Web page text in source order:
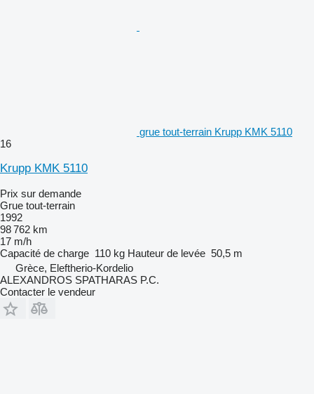
grue tout-terrain Krupp KMK 5110
16
Krupp KMK 5110
Prix sur demande
Grue tout-terrain
1992
98 762 km
17 m/h
Capacité de charge 110 kg Hauteur de levée 50,5 m
Grèce, Eleftherio-Kordelio
ALEXANDROS SPATHARAS P.C.
Contacter le vendeur